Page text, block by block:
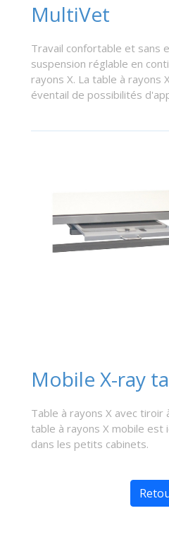
MultiVet
Travail confortable et sans
suspension réglable en
rayons X. La table à rayons
éventail de possibilités
Mobile X-ray
Table à rayons X avec
table à rayons X mobile est
dans les petits cabinets.